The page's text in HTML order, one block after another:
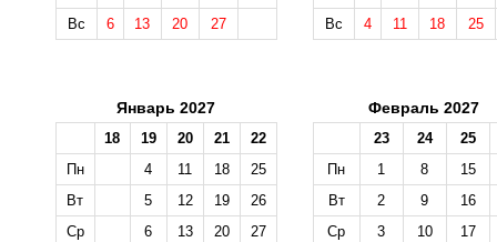
Вс
6 13 20 27
Вс
4 11 18 25
Январь 2027
18 19 20 21
22
Пн
4 11 18
25
Вт
5 12 19
26
Ср
6 13 20
27
Февраль 2027
23 24
25
Пн
1 8
15
Вт
2 9
16
Ср
3 10
17